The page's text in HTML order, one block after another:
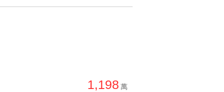
1,198 萬